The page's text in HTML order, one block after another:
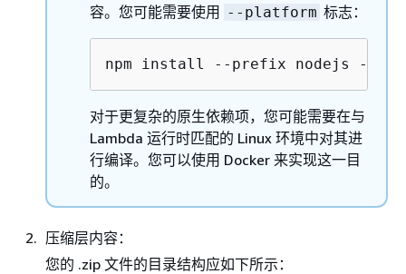
容。您可能需要使用 --platform 标志：
npm install --prefix nodejs --
对于更复杂的原生依赖项，您可能需要在与
Lambda 运行时匹配的 Linux 环境中对其进
行编译。您可以使用 Docker 来实现这一目
的。
压缩层内容：
您的 .zip 文件的目录结构应如下所示：